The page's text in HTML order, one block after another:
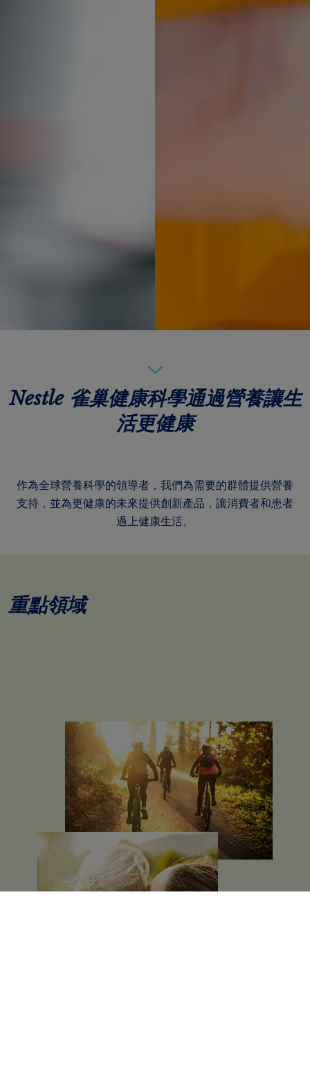
Nestle 雀巢健康科學通過營養讓生
活更健康
作為全球營養科學的領導者，我們為需要的群體提供營養
支持，並為更健康的未來提供創新產品，讓消費者和患者
過上健康生活。
重點領域